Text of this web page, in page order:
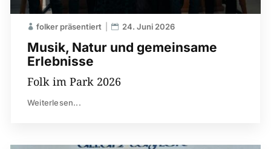
Musik, Natur und gemeinsame
Erlebnisse
folker präsentiert 24. Juni 2026
Folk im Park 2026
Weiterlesen...